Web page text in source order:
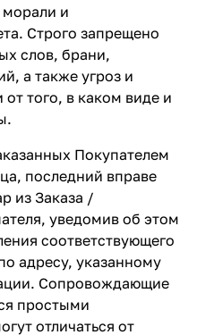
и
Строго запрещено
слов, брани,
а также угроз и
того, в каком виде и
Покупателем
последний вправе
из Заказа /
уведомив об этом
соответствующего
адресу, указанному
Сопровождающие
простыми
отличаться от